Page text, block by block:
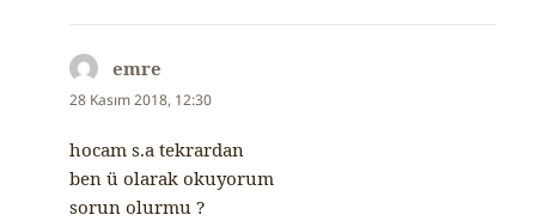
emre
ki:
28 Kasım 2018, 12:30
hocam s.a tekrardan
ben ü olarak okuyorum
sorun olurmu ?